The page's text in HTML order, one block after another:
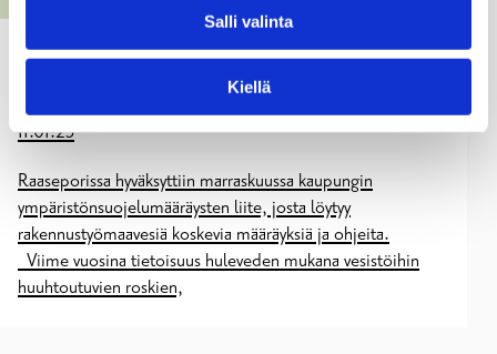
Salli valinta
Kiellä
Katse työmaavesiin Raaseporin
11.01.23
Raaseporissa hyväksyttiin marraskuussa kaupungin
ympäristönsuojelumääräysten liite, josta löytyy
rakennustyömaavesiä koskevia määräyksiä ja ohjeita.
Viime vuosina tietoisuus huleveden mukana vesistöihin
huuhtoutuvien roskien,